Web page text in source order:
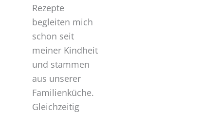
Rezepte
begleiten mich
schon seit
meiner Kindheit
und stammen
aus unserer
Familienküche.
Gleichzeitig